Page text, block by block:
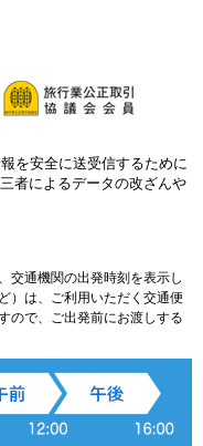
を安全に送受信するために
者によるデータの改ざんや
交通機関の出発時刻を表示し
）は、ご利用いただく交通便
ので、ご出発前にお渡しする